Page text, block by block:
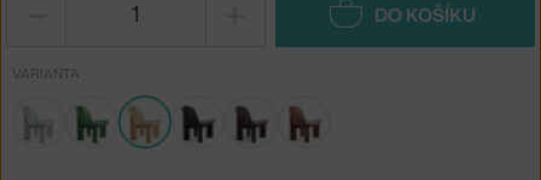
DO KOŠÍKU
VARIANTA